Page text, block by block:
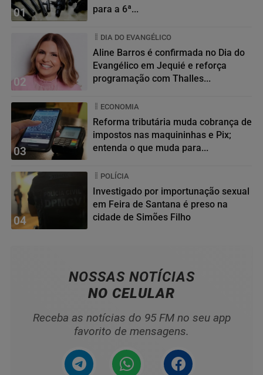
01
para a 6ª...
02
DIA DO EVANGÉLICO
Aline Barros é confirmada no Dia do
Evangélico em Jequié e reforça
programação com Thalles...
03
ECONOMIA
Reforma tributária muda cobrança de
impostos nas maquininhas e Pix;
entenda o que muda para...
04
POLÍCIA
Investigado por importunação sexual
em Feira de Santana é preso na
cidade de Simões Filho
NOSSAS NOTÍCIAS
NO CELULAR
Receba as notícias do 95 FM no seu app
favorito de mensagens.